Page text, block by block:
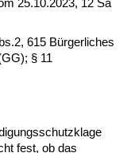
615 Bürgerliches
§ 11
fest, ob das